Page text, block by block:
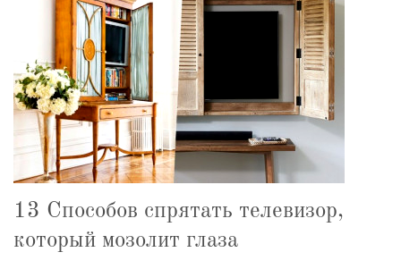
13 Способов спрятать телевизор,
который мозолит глаза